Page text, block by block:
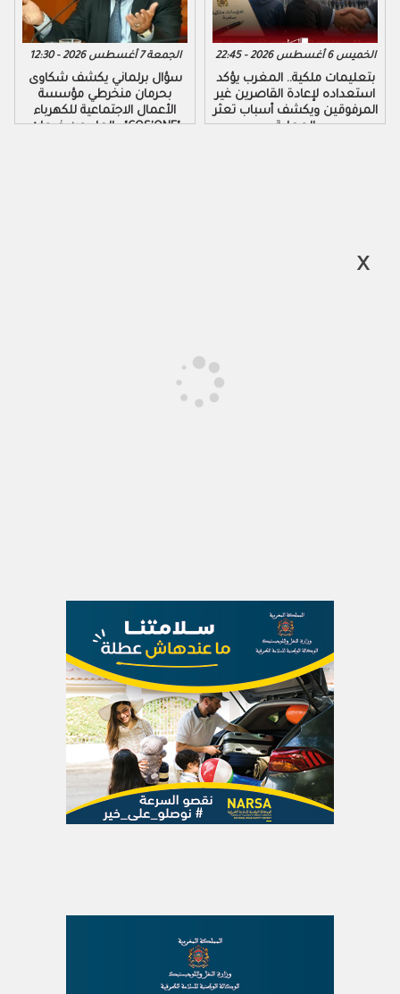
الجمعة 7 أغسطس 2026 - 12:30
سؤال برلماني يكشف شكاوى
بحرمان منخرطي مؤسسة
الأعمال الاجتماعية للكهرباء
والماء من خدمات "COS'ONE"
الخميس 6 أغسطس 2026 - 22:45
بتعليمات ملكية.. المغرب يؤكد
استعداده لإعادة القاصرين غير
المرفوقين ويكشف أسباب تعثر
العملية